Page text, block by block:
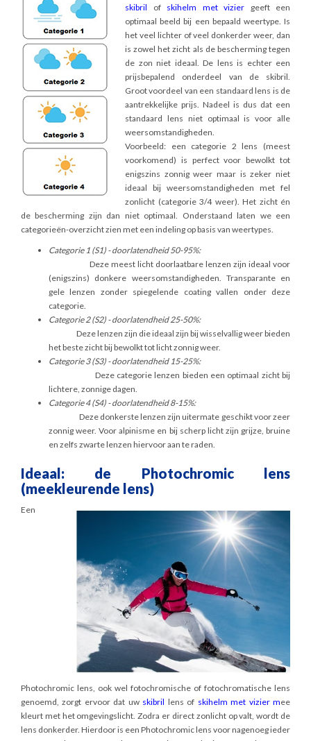
skibril of skihelm met vizier geeft een
optimaal beeld bij een bepaald weertype. Is
het veel lichter of veel donkerder weer, dan
is zowel het zicht als de bescherming tegen
de zon niet ideaal. De lens is echter een
prijsbepalend onderdeel van de skibril.
Groot voordeel van een standaard lens is de
aantrekkelijke prijs. Nadeel is dus dat een
standaard lens niet optimaal is voor alle
weersomstandigheden.
Voorbeeld: een categorie 2 lens (meest
voorkomend) is perfect voor bewolkt tot
enigszins zonnig weer maar is zeker niet
ideaal bij weersomstandigheden met fel
zonlicht (categorie 3/4 weer). Het zicht én
de bescherming zijn dan niet optimaal. Onderstaand laten we een
categorieën-overzicht zien met een indeling op basis van weertypes.
Categorie 1 (S1) - doorlatendheid 50-95%:
Deze meest licht doorlaatbare lenzen zijn ideaal voor
(enigszins) donkere weersomstandigheden. Transparante en
gele lenzen zonder spiegelende coating vallen onder deze
categorie.
Categorie 2 (S2) - doorlatendheid 25-50%:
Deze lenzen zijn die ideaal zijn bij wisselvallig weer bieden
het beste zicht bij bewolkt tot licht zonnig weer.
Categorie 3 (S3) - doorlatendheid 15-25%:
Deze categorie lenzen bieden een optimaal zicht bij
lichtere, zonnige dagen.
Categorie 4 (S4) - doorlatendheid 8-15%:
Deze donkerste lenzen zijn uitermate geschikt voor zeer
zonnig weer. Voor alpinisme en bij scherp licht zijn grijze, bruine
en zelfs zwarte lenzen hiervoor aan te raden.
Ideaal: de Photochromic lens
(meekleurende lens)
Een
Photochromic lens, ook wel fotochromische of fotochromatische lens
genoemd, zorgt ervoor dat uw skibril lens of skihelm met viziermee
kleurt met het omgevingslicht. Zodra er direct zonlicht op valt, wordt de
lens donkerder. Hierdoor is een Photochromic lens voor nagenoeg ieder